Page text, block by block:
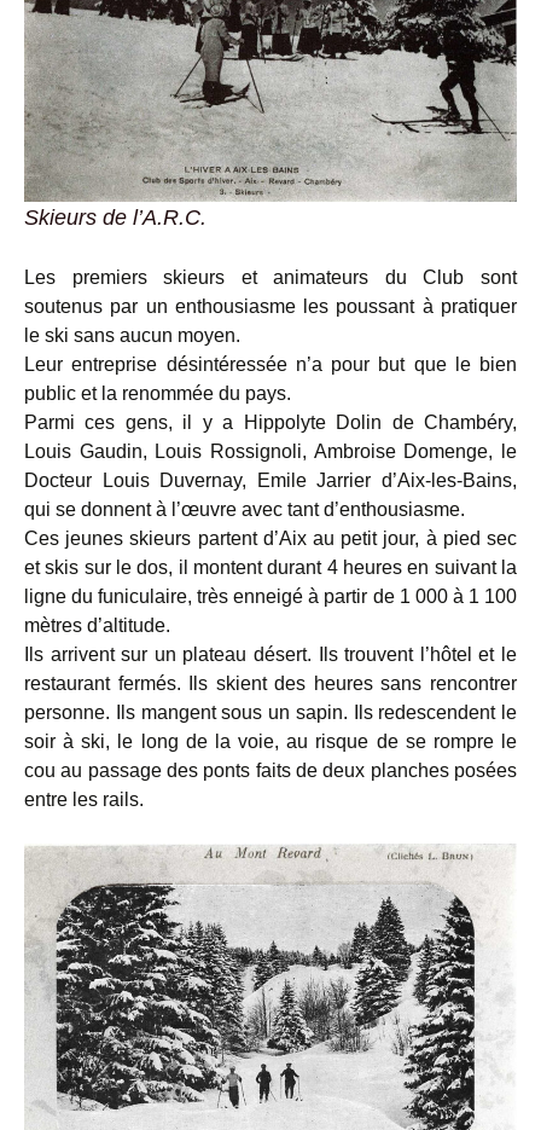
Skieurs de l’A.R.C.
Les premiers skieurs et animateurs du Club sont
soutenus par un enthousiasme les poussant à pratiquer
le ski sans aucun moyen.
Leur entreprise désintéressée n’a pour but que le bien
public et la renommée du pays.
Parmi ces gens, il y a Hippolyte Dolin de Chambéry,
Louis Gaudin, Louis Rossignoli, Ambroise Domenge, le
Docteur Louis Duvernay, Emile Jarrier d’Aix-les-Bains,
qui se donnent à l’œuvre avec tant d’enthousiasme.
Ces jeunes skieurs partent d’Aix au petit jour, à pied sec
et skis sur le dos, il montent durant 4 heures en suivant la
ligne du funiculaire, très enneigé à partir de 1 000 à 1 100
mètres d’altitude.
Ils arrivent sur un plateau désert. Ils trouvent l’hôtel et le
restaurant fermés. Ils skient des heures sans rencontrer
personne. Ils mangent sous un sapin. Ils redescendent le
soir à ski, le long de la voie, au risque de se rompre le
cou au passage des ponts faits de deux planches posées
entre les rails.